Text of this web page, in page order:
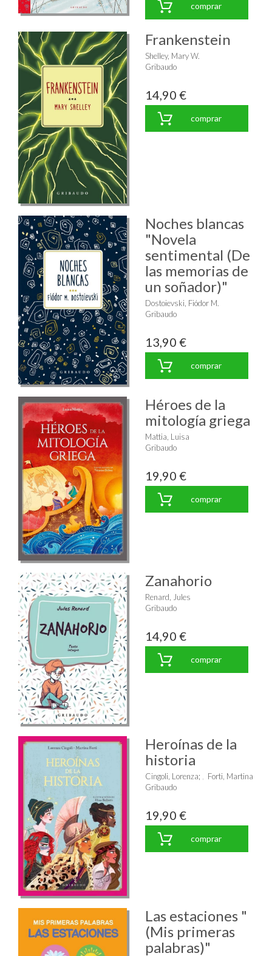
comprar
Frankenstein
Shelley, Mary W.
Gribaudo
14,90 €
comprar
Noches blancas
"Novela
sentimental (De
las memorias de
un soñador)"
Dostoievski, Fiódor M.
Gribaudo
13,90 €
comprar
Héroes de la
mitología griega
Mattia, Luisa
Gribaudo
19,90 €
comprar
Zanahorio
Renard, Jules
Gribaudo
14,90 €
comprar
Heroínas de la
historia
Cingoli, Lorenza;
Forti, Martina
Gribaudo
19,90 €
comprar
Las estaciones "
(Mis primeras
palabras)"